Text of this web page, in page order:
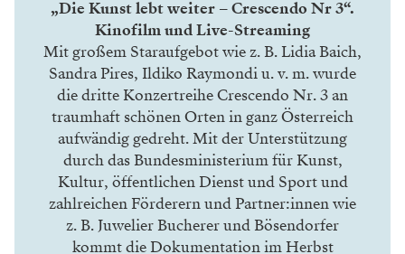
„Die Kunst lebt weiter – Crescendo Nr 3“.
Kinofilm und Live-Streaming
Mit großem Staraufgebot wie z. B. Lidia Baich,
Sandra Pires, Ildiko Raymondi u. v. m. wurde
die dritte Konzertreihe Crescendo Nr. 3 an
traumhaft schönen Orten in ganz Österreich
aufwändig gedreht. Mit der Unterstützung
durch das Bundesministerium für Kunst,
Kultur, öffentlichen Dienst und Sport und
zahlreichen Förderern und Partner:innen wie
z. B. Juwelier Bucherer und Bösendorfer
kommt die Dokumentation im Herbst